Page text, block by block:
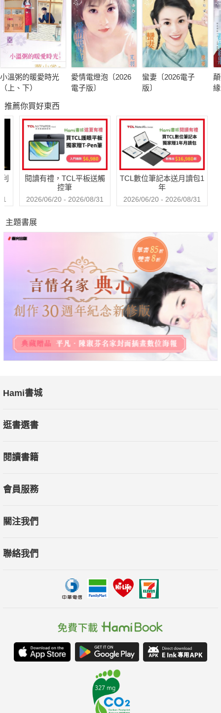
小溫粥的暖愛時光
（上、下）
愛情電燈泡〔2026
電子版〕
蠻妻〔2026電子
版〕
推薦你買好東西
閱讀有禮，TCL平板送觸
控筆
2026/06/20 - 2026/08/31
TCL數位筆記本送月讀包1
年
2026/06/20 - 2026/08/31
主題書展
Hami書城
逛書選書
閱讀書籍
會員服務
關注我們
聯絡我們